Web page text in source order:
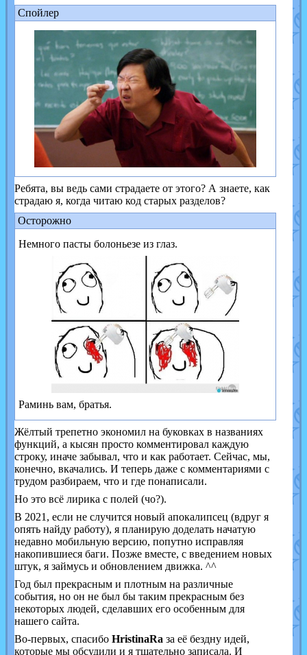
Спойлер
Ребята, вы ведь сами страдаете от этого? А знаете, как
страдаю я, когда читаю код старых разделов?
Осторожно
Немного пасты болоньезе из глаз.
Раминь вам, братья.
Жёлтый трепетно экономил на буковках в названиях
функций, а кысян просто комментировал каждую
строку, иначе забывал, что и как работает. Сейчас, мы,
конечно, вкачались. И теперь даже с комментариями с
трудом разбираем, что и где понаписали.
Но это всё лирика с полей (чо?).
В 2021, если не случится новый апокалипсец (вдруг я
опять найду работу), я планирую доделать начатую
недавно мобильную версию, попутно исправляя
накопившиеся баги. Позже вместе, с введением новых
штук, я займусь и обновлением движка. ^^
Год был прекрасным и плотным на различные
события, но он не был бы таким прекрасным без
некоторых людей, сделавших его особенным для
нашего сайта.
Во-первых, спасибо HristinaRa за её бездну идей,
которые мы обсудили и я тщательно записала. И